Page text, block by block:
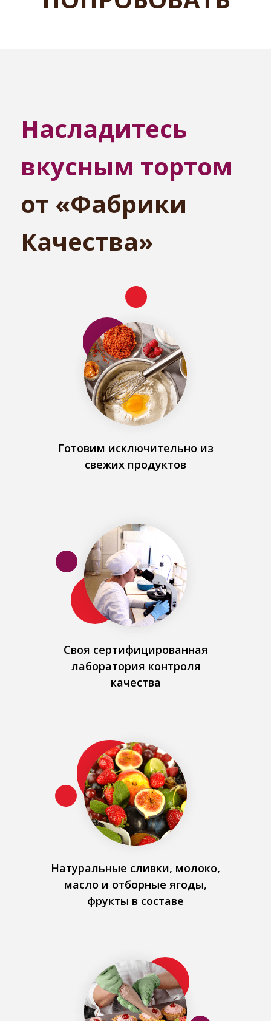
Насладитесь
вкусным тортом
от «Фабрики
Качества»
Готовим исключительно из
свежих продуктов
Натуральные сливки, молоко,
масло и отборные ягоды,
фрукты в составе
Своя сертифицированная
лаборатория контроля
качества